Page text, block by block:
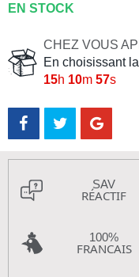
EN STOCK
CHEZ VOUS
En choisissant la
15h 10m 56s
SAV
RÉACTIF
100%
FRANCAIS